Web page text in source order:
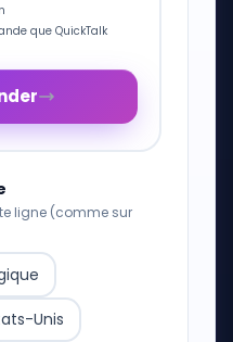
que QuickTalk
ligne (comme sur
Unis